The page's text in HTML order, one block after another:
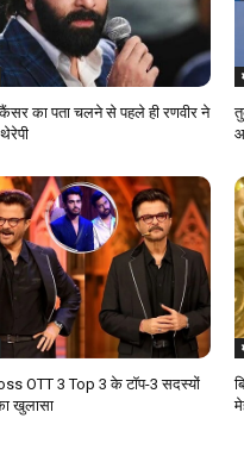
का पता चलने से पहले ही रणवीर ने
OTT 3 Top 3 के टॉप-3 सदस्यों
खुलासा